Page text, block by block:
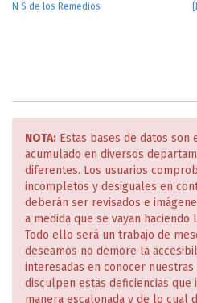
N S de los Remedios
NOTA: Estas bases de datos
acumulado en diversos
diferentes. Los usuarios
incompletos y desiguales en
deberán ser revisados e
a medida que se vayan haciendo
Todo ello será un trabajo de
deseamos no demore la
interesadas en conocer
disculpen estas deficiencias que
manera escalonada y de lo cual